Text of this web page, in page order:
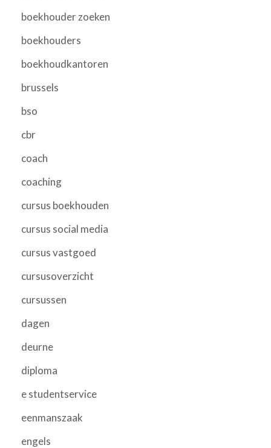
boekhouder zoeken
boekhouders
boekhoudkantoren
brussels
bso
cbr
coach
coaching
cursus boekhouden
cursus social media
cursus vastgoed
cursusoverzicht
cursussen
dagen
deurne
diploma
e studentservice
eenmanszaak
engels